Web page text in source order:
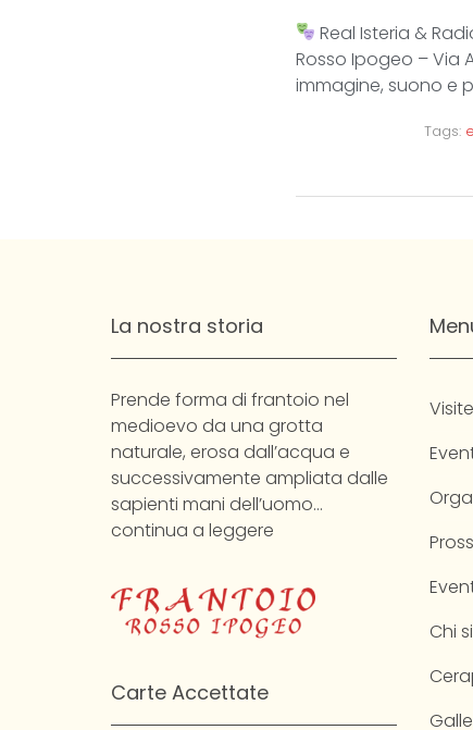
Real Isteria &
Rosso Ipogeo – Via
immagine, suono e
Tags:
La nostra storia
Prende forma di frantoio nel
medioevo da una grotta
naturale, erosa dall’acqua e
successivamente ampliata dalle
sapienti mani dell’uomo…
continua a leggere
Carte Accettate
Visite
Chi